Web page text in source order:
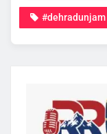
#dehradunjam